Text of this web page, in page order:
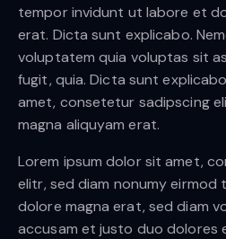
tempor invidunt ut labore et
erat. Dicta sunt explicabo.
voluptatem quia voluptas sit
fugit, quia. Dicta sunt
amet, consetetur sadipscing
magna aliquyam erat.
Lorem ipsum dolor sit amet,
elitr, sed diam nonumy eirmod
dolore magna erat, sed diam
accusam et justo duo dolores